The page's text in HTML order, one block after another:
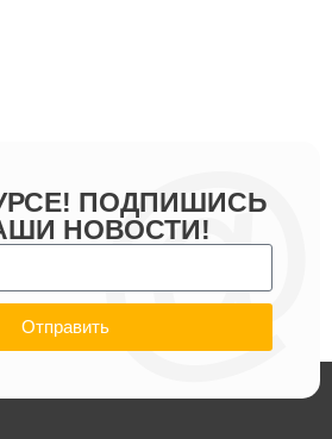
ПОДПИШИСЬ
НОВОСТИ!
Отправить